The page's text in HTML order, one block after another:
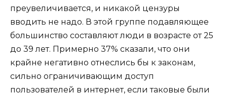
преувеличивается, и никакой цензуры
вводить не надо. В этой группе подавляющее
большинство составляют люди в возрасте от 25
до 39 лет. Примерно 37% сказали, что они
крайне негативно отнеслись бы к законам,
сильно ограничивающим доступ
пользователей в интернет, если таковые были